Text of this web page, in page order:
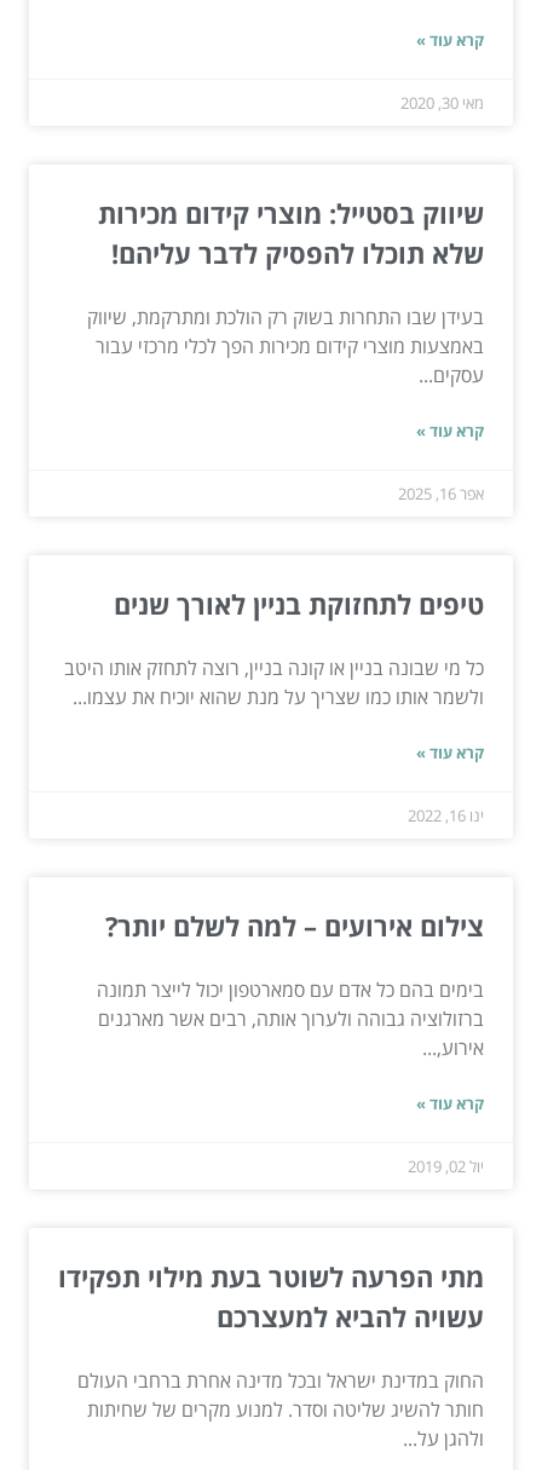
קרא עוד »
מאי 30, 2020
שיווק בסטייל: מוצרי קידום מכירות
שלא תוכלו להפסיק לדבר עליהם!
בעידן שבו התחרות בשוק רק הולכת ומתרקמת, שיווק
באמצעות מוצרי קידום מכירות הפך לכלי מרכזי עבור
עסקים...
קרא עוד »
אפר 16, 2025
טיפים לתחזוקת בניין לאורך שנים
כל מי שבונה בניין או קונה בניין, רוצה לתחזק אותו היטב
ולשמר אותו כמו שצריך על מנת שהוא יוכיח את עצמו...
קרא עוד »
ינו 16, 2022
צילום אירועים – למה לשלם יותר?
בימים בהם כל אדם עם סמארטפון יכול לייצר תמונה
ברזולוציה גבוהה ולערוך אותה, רבים אשר מארגנים
אירוע,...
קרא עוד »
יול 02, 2019
מתי הפרעה לשוטר בעת מילוי תפקידו
עשויה להביא למעצרכם
החוק במדינת ישראל ובכל מדינה אחרת ברחבי העולם
חותר להשיג שליטה וסדר. למנוע מקרים של שחיתות
ולהגן על...